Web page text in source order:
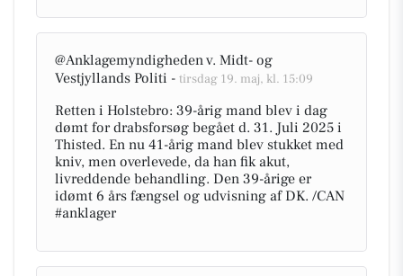
@Anklagemyndigheden v. Midt- og
Vestjyllands Politi - tirsdag 19. maj, kl. 15:09
Retten i Holstebro: 39-årig mand blev i dag
dømt for drabsforsøg begået d. 31. Juli 2025 i
Thisted. En nu 41-årig mand blev stukket med
kniv, men overlevede, da han fik akut,
livreddende behandling. Den 39-årige er
idømt 6 års fængsel og udvisning af DK. /CAN
#anklager